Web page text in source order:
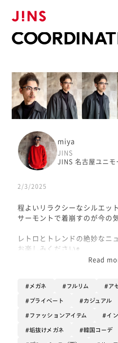
miya
JINS
JINS 名古屋ユニモ
2/3/2025
程よいリラクシーなシルエッ
サーモントで着崩すのが今の
レトロとトレンドの絶妙なニ
お楽しみください◉
Read
メガネ フルリム ア
プライベート カジュアル
ファッションアイテム イ
垢抜けメガネ 韓国コーデ